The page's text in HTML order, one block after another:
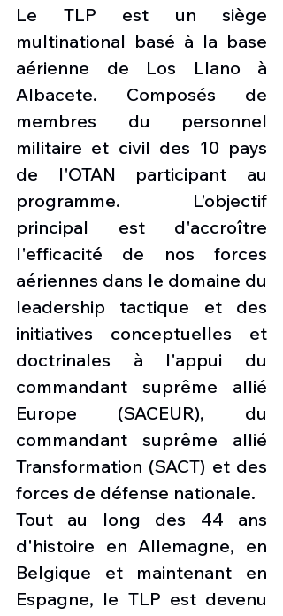
Le TLP est un siège
multinational basé à la base
aérienne de Los Llano à
Albacete. Composés de
membres du personnel
militaire et civil des 10 pays
de l'OTAN participant au
programme. L’objectif
principal est d'accroître
l'efficacité de nos forces
aériennes dans le domaine du
leadership tactique et des
initiatives conceptuelles et
doctrinales à l'appui du
commandant suprême allié
Europe (SACEUR), du
commandant suprême allié
Transformation (SACT) et des
forces de défense nationale.
Tout au long des 44 ans
d'histoire en Allemagne, en
Belgique et maintenant en
Espagne, le TLP est devenu